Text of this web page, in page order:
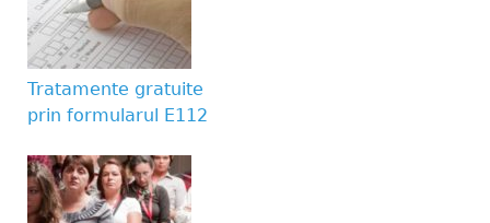
Tratamente gratuite
prin formularul E112